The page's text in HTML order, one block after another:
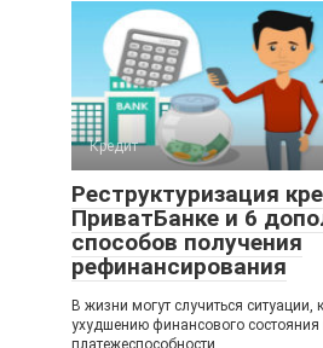
Кредит
Реструктуризация
ПриватБанке и 6
способов получения
рефинансирования
В жизни могут случиться ситуации,
ухудшению финансового состояния